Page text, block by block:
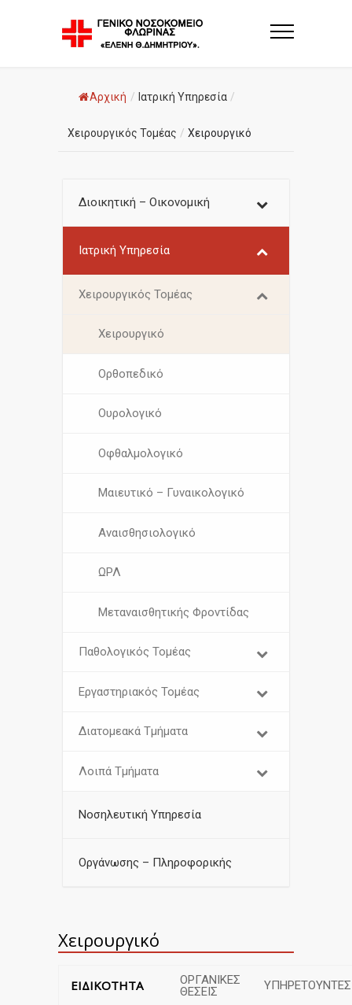
Αρχική / Ιατρική Υπηρεσία /
Χειρουργικός Τομέας / Χειρουργικό
Διοικητική – Οικονομική
Ιατρική Υπηρεσία
Χειρουργικός Τομέας
Χειρουργικό
Ορθοπεδικό
Ουρολογικό
Οφθαλμολογικό
Μαιευτικό – Γυναικολογικό
Αναισθησιολογικό
ΩΡΛ
Μεταναισθητικής Φροντίδας
Παθολογικός Τομέας
Εργαστηριακός Τομέας
Διατομεακά Τμήματα
Λοιπά Τμήματα
Νοσηλευτική Υπηρεσία
Οργάνωσης – Πληροφορικής
Χειρουργικό
ΕΙΔΙΚΟΤΗΤΑ
ΟΡΓΑΝΙΚΕΣ
ΘΕΣΕΙΣ
ΥΠΗΡΕΤΟΥΝΤΕΣ